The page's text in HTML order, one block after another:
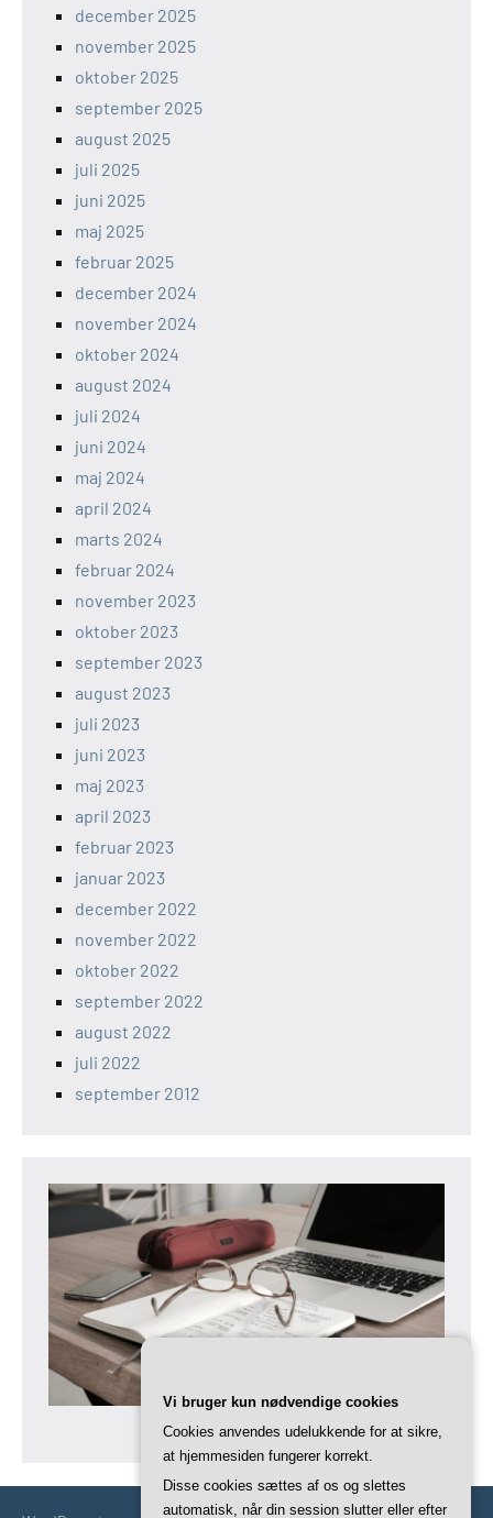
december 2025
november 2025
oktober 2025
september 2025
august 2025
juli 2025
juni 2025
maj 2025
februar 2025
december 2024
november 2024
oktober 2024
august 2024
juli 2024
juni 2024
maj 2024
april 2024
marts 2024
februar 2024
november 2023
oktober 2023
september 2023
august 2023
juli 2023
juni 2023
maj 2023
april 2023
februar 2023
januar 2023
december 2022
november 2022
oktober 2022
september 2022
august 2022
juli 2022
september 2012
Vi bruger kun nødvendige cookies
Cookies anvendes udelukkende for at sikre,
at hjemmesiden fungerer korrekt.
Disse cookies sættes af os og slettes
automatisk, når din session slutter eller efter